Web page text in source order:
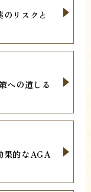
リスクと
への道しる
果的なAGA